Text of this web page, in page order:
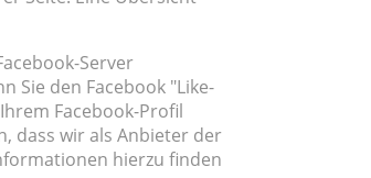
Server
Sie den Facebook "Like-
Facebook-Profil
dass wir als Anbieter der
hierzu finden